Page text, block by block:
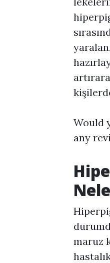
Would
any
maruz